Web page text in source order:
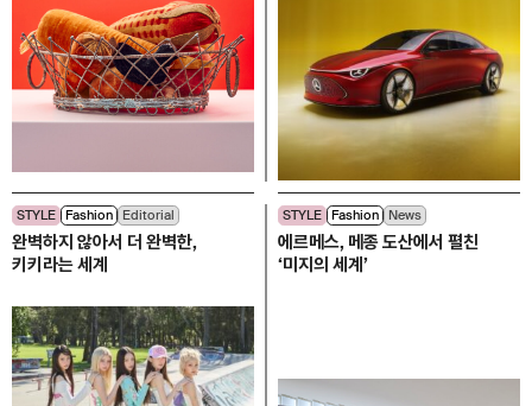
STYLE Fashion Editorial
완벽하지 않아서 더 완벽한,
키키라는 세계
STYLE Fashion News
에르메스, 메종 도산에서 펼친
‘미지의 세계’